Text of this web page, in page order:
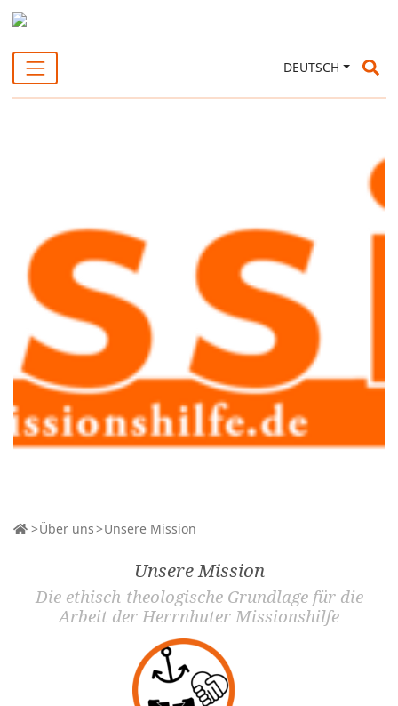
DEUTSCH
Über uns Unsere Mission
Unsere Mission
Die ethisch-theologische Grundlage für die
Arbeit der Herrnhuter Missionshilfe